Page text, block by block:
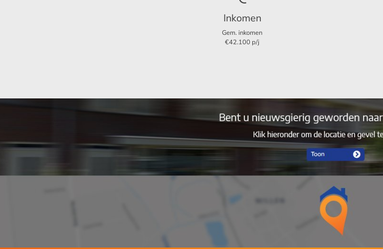
240 m²
680 m²
Inkomen
Gem. inkomen
€42.100 p/j